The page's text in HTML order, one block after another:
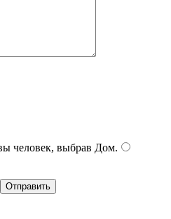
человек, выбрав Дом.